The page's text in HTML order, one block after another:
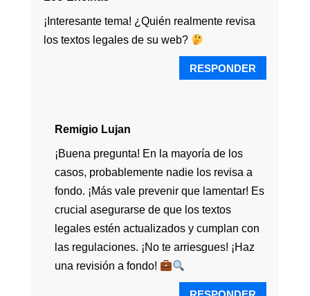
¡Interesante tema! ¿Quién realmente revisa
los textos legales de su web?
RESPONDER
Remigio Lujan
¡Buena pregunta! En la mayoría de los
casos, probablemente nadie los revisa a
fondo. ¡Más vale prevenir que lamentar! Es
crucial asegurarse de que los textos
legales estén actualizados y cumplan con
las regulaciones. ¡No te arriesgues! ¡Haz
una revisión a fondo!